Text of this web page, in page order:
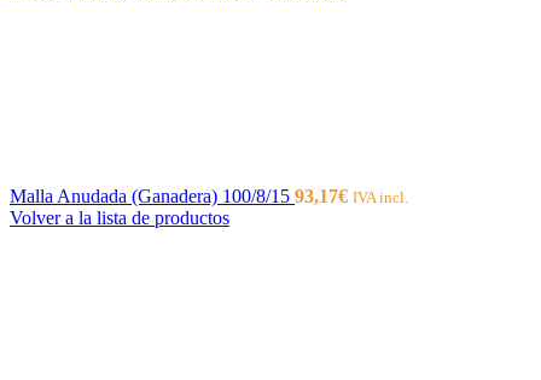
Malla Anudada (Ganadera) 100/8/15 93,17€ IVA incl.
Volver a la lista de productos